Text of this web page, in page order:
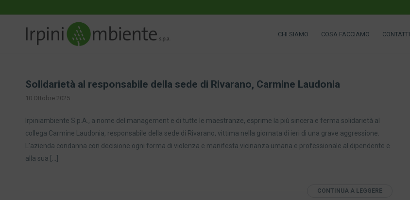
CHI SIAMO COSA FACCIAMO CONTATTI
Solidarietà al responsabile della sede di Rivarano, Carmine Laudonia
10 Ottobre 2025
Irpiniambiente S.p.A., a nome del management e di tutte le maestranze, esprime la più sincera e ferma solidarietà al
collega Carmine Laudonia, responsabile della sede di Rivarano, vittima nella giornata di ieri di una grave aggressione.
L’azienda condanna con decisione ogni forma di violenza e manifesta vicinanza umana e professionale al dipendente e
alla sua […]
CONTINUA A LEGGERE